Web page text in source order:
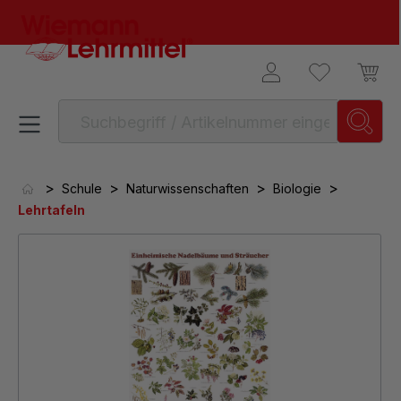
> Schule > Naturwissenschaften > Biologie >
Lehrtafeln
Bildergalerie überspringen